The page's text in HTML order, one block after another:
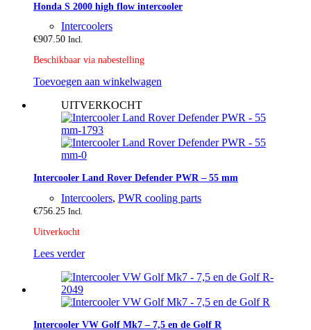
Honda S 2000 high flow intercooler
Intercoolers
€907.50 Incl.
Beschikbaar via nabestelling
Toevoegen aan winkelwagen
UITVERKOCHT
Intercooler Land Rover Defender PWR – 55 mm
Intercoolers, PWR cooling parts
€756.25 Incl.
Uitverkocht
Lees verder
Intercooler VW Golf Mk7 – 7,5 en de Golf R